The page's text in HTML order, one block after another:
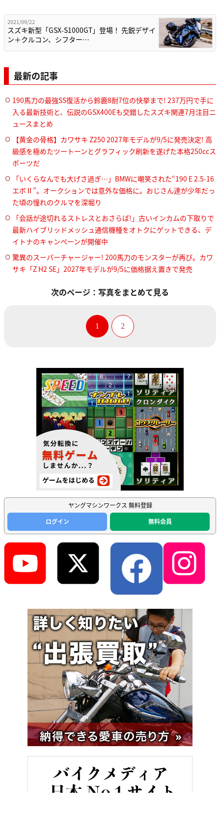
2021/09/22
スズキ新型「GSX-S1000GT」登場！ 先鋭デザイ
ン＋クルコン、シフター…
最新の記事
190馬力の最強SS復活から鈴鹿8耐7位の快挙まで! 237万円で手に
入る最新技術と、伝説のGSX400Eも交錯したスズキ関連7月注目ニ
ュースまとめ
【黄金の骨格】カワサキ Z250 2027年モデルが9/5に発売決定! 高
級感を極めたツートーンとグラフィック刷新を遂げた本格250ccス
ポーツだ
「いくらなんでも大げさ過ぎ…」BMWに嘲笑された“190 E 2.5-16
エボⅡ”。オークションでは意外な価格に。おじさん達が少年だっ
た頃の憧れのクルマを深堀り
「会話が途切れるストレスとおさらば!」古いインカムの下取りで
最新ハイブリッドメッシュ通信機種をオトクにゲットできる、デ
イトナのキャンペーンが開催中
驚異のスーパーチャージャー! 200馬力のモンスターが再び。カワ
サキ「Z H2 SE」2027年モデルが9/5に価格据え置きで発売
次のページ：写真をまとめて見る
1 2
ヤングマシンワークス 無料登録
ログイン
無料会員